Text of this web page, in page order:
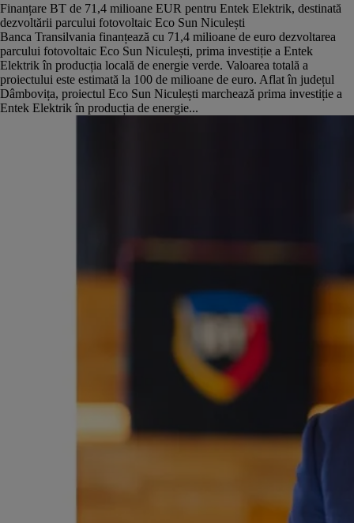
Finanțare BT de 71,4 milioane EUR pentru Entek Elektrik, destinată
dezvoltării parcului fotovoltaic Eco Sun Niculești
Banca Transilvania finanțează cu 71,4 milioane de euro dezvoltarea
parcului fotovoltaic Eco Sun Niculești, prima investiție a Entek
Elektrik în producția locală de energie verde. Valoarea totală a
proiectului este estimată la 100 de milioane de euro. Aflat în județul
Dâmbovița, proiectul Eco Sun Niculești marchează prima investiție a
Entek Elektrik în producția de energie...